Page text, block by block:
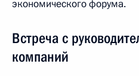
экономического форума.
Встреча с
компаний